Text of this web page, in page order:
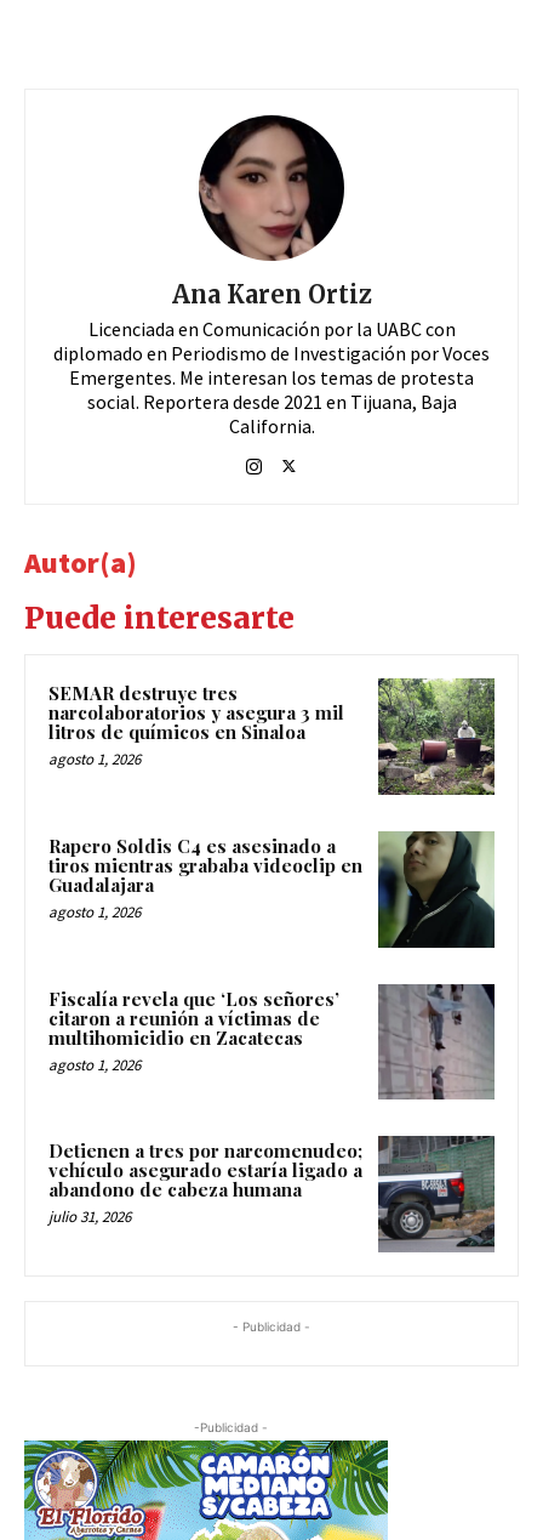
Ana Karen Ortiz
Licenciada en Comunicación por la UABC con
diplomado en Periodismo de Investigación por Voces
Emergentes. Me interesan los temas de protesta
social. Reportera desde 2021 en Tijuana, Baja
California.
Autor(a)
Puede interesarte
SEMAR destruye tres
narcolaboratorios y asegura 3 mil
litros de químicos en Sinaloa
agosto 1, 2026
Rapero Soldis C4 es asesinado a
tiros mientras grababa videoclip en
Guadalajara
agosto 1, 2026
Fiscalía revela que ‘Los señores’
citaron a reunión a víctimas de
multihomicidio en Zacatecas
agosto 1, 2026
Detienen a tres por narcomenudeo;
vehículo asegurado estaría ligado a
abandono de cabeza humana
julio 31, 2026
- Publicidad -
-Publicidad -